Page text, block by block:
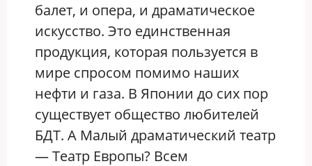
балет, и опера, и драматическое
искусство. Это единственная
продукция, которая пользуется в
мире спросом помимо наших
нефти и газа. В Японии до сих пор
существует общество любителей
БДТ. А Малый драматический театр
— Театр Европы? Всем